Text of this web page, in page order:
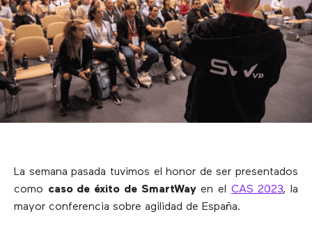
La semana pasada tuvimos el honor de ser presentados
como caso de éxito de SmartWayen el CAS 2023, la
mayor conferencia sobre agilidad de España.